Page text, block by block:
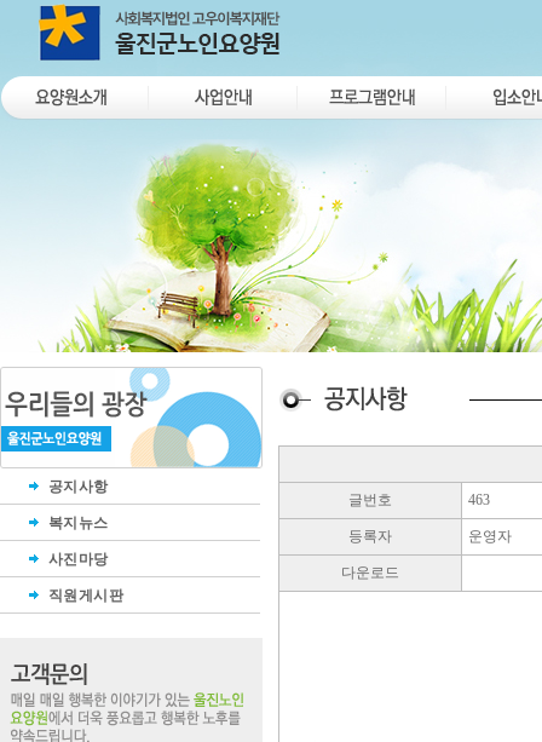
공지사항
복지뉴스
사진마당
직원게시판
글번호 463
등록자 운영자
다운로드